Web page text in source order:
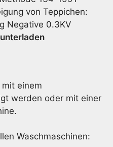
von Teppichen:
Negative 0.3KV
einem
werden oder mit einer
Waschmaschinen: